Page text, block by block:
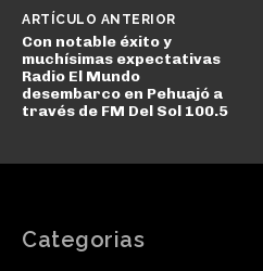
ARTÍCULO ANTERIOR
Con notable éxito y
muchísimas expectativas
Radio El Mundo
desembarco en Pehuajó a
través de FM Del Sol 100.5
Categorias